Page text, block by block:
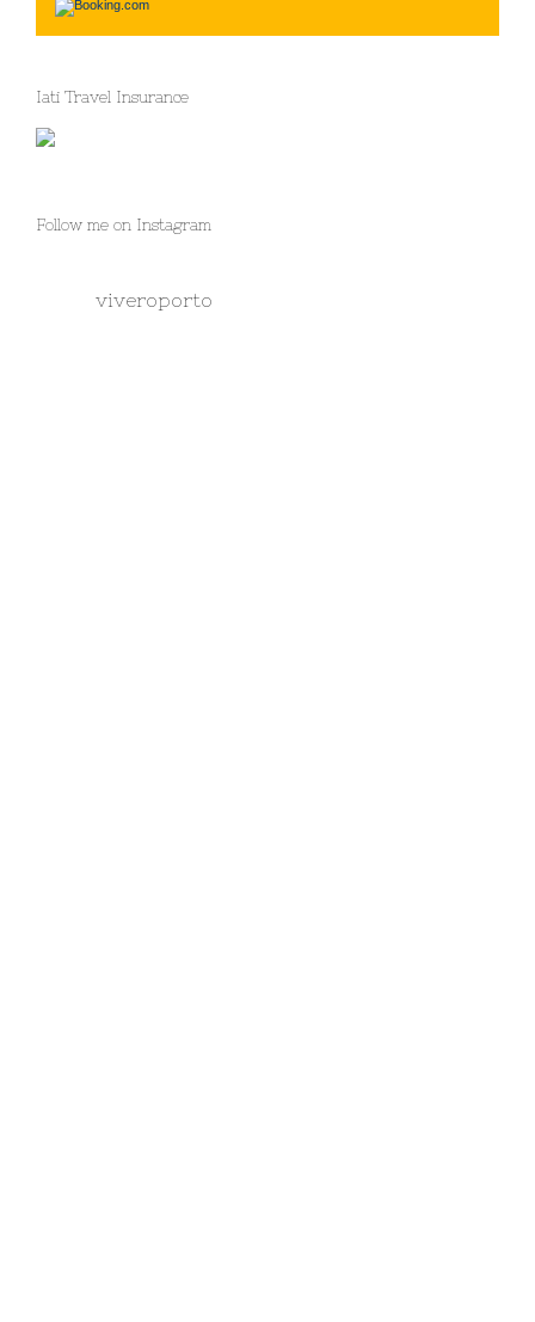
Iati Travel Insurance
Follow me on Instagram
viveroporto